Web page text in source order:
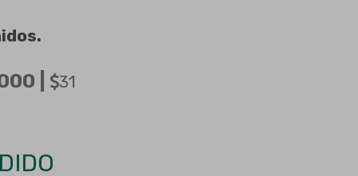
.
| 31